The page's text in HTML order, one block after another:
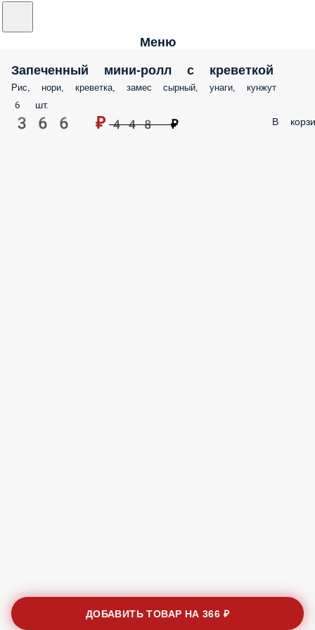
Меню
Запеченный мини-ролл с креветкой
Рис, нори, креветка, замес сырный, унаги, кунжут
6 шт.
366 ₽ 448 ₽ В
ДОБАВИТЬ ТОВАР НА366 ₽